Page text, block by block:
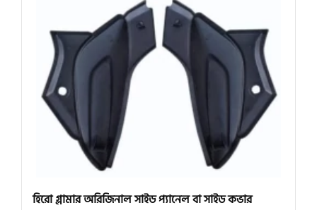
হিরো গ্লামার অরিজিনাল সাইড প্যানেল বা সাইড কভার